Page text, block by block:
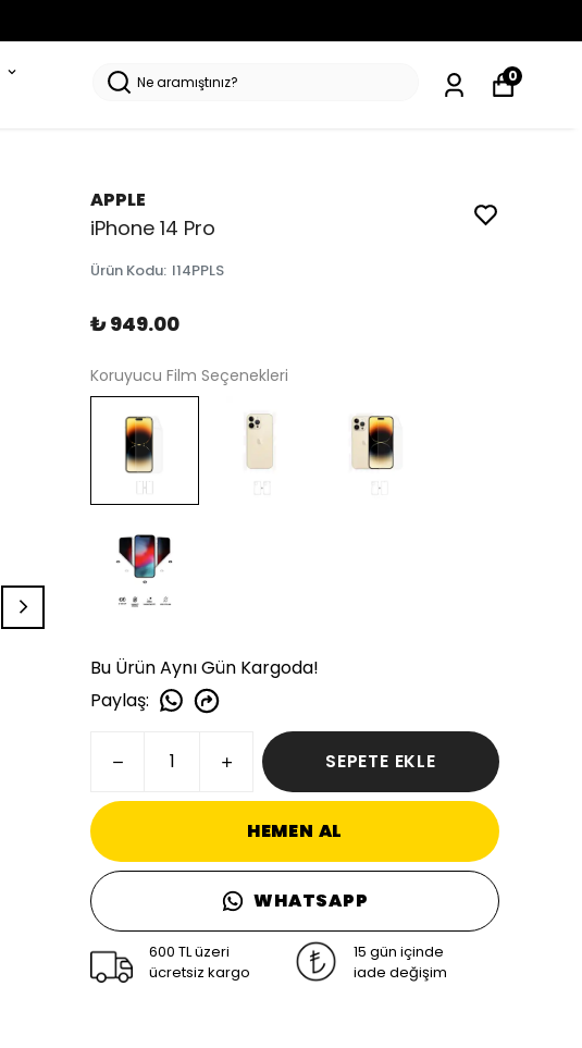
0
APPLE
iPhone 14 Pro
Ürün Kodu: I14PPLS
₺ 949.00
Koruyucu Film Seçenekleri
Bu Ürün Aynı Gün Kargoda!
Paylaş:
SEPETE EKLE
HEMEN AL
WHATSAPP
600 TL üzeri
ücretsiz kargo
15 gün içinde
iade değişim